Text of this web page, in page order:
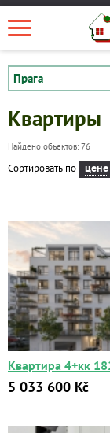
Квартиры
Найдено объектов: 76
Сортировать по цене
Квартира 4+кк
5 033 600 Kč